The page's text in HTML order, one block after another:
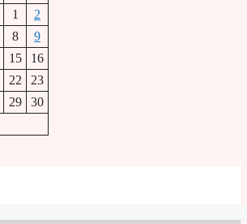
1
2
8
9
15
16
22
23
29
30